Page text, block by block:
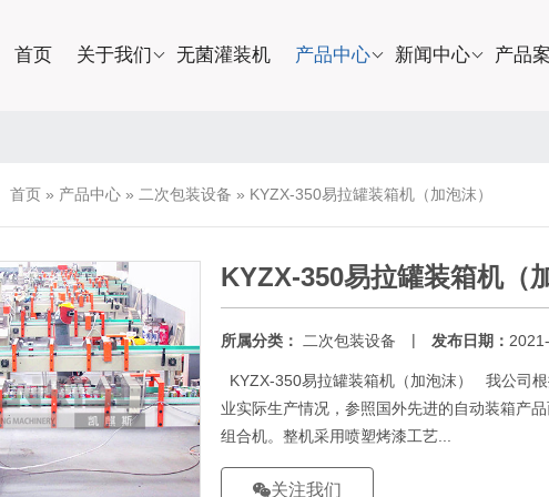
首页 关于我们 无菌灌装机 产品中心 新闻中心 产品
首页 » 产品中心 » 二次包装设备 » KYZX-350易拉罐装箱机（加泡沫）
KYZX-350易拉罐装箱机（
所属分类： 二次包装设备 | 发布日期：
KYZX-350易拉罐装箱机（加泡沫） 我公司
业实际生产情况，参照国外先进的自动装箱产
组合机。整机采用喷塑烤漆工艺...
关注我们